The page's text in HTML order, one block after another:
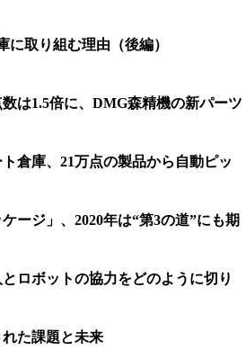
取り組む理由（後編）
は1.5倍に、DMG森精機の新パーツ
倉庫、21万点の製品から自動ピッ
ージ」、2020年は“第3の道”にも期
ロボットの協力をどのように切り
た課題と未来